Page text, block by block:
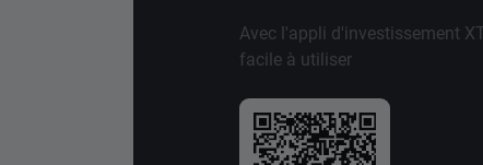
Avec l'appli d'investissement
facile à utiliser